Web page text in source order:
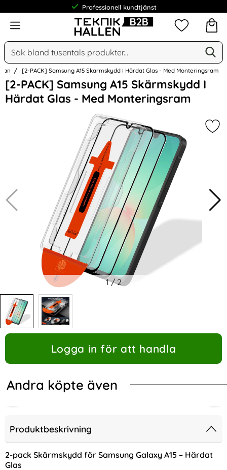
Professionell kundtjänst
Meny
Sök
Sök på Narse Group AB
Mina
[2-PACK] Samsung A15 Skärmskydd I Härdat Glas - Med Monteringsram
[2-PACK] Samsung A15 Skärmskydd I
Härdat Glas - Med Monteringsram
Hoppa
över
Bilder
1/2
Logga in för att handla
Andra köpte även
Produktbeskrivning
2-pack Skärmskydd för Samsung Galaxy A15 – Härdat
Glas